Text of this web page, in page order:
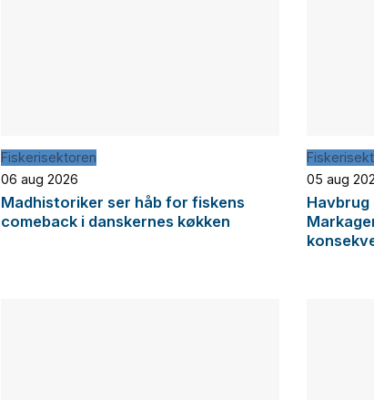
Fiskerisektoren
06 aug 2026
Madhistoriker ser håb for fiskens
comeback i danskernes køkken
05 aug